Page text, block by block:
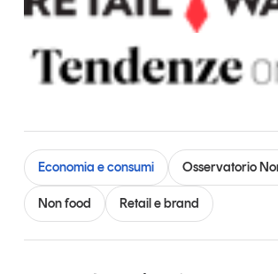
Economia e consumi Osservatorio
Non food Retail e brand